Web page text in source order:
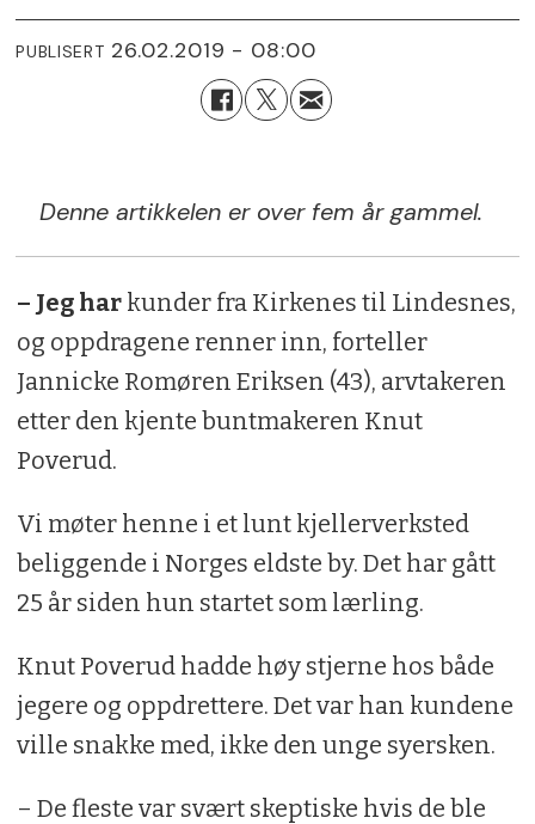
PUBLISERT 26.02.2019 - 08:00
Denne artikkelen er over fem år gammel.
– Jeg harkunder fra Kirkenes til Lindesnes,
og oppdragene renner inn, forteller
Jannicke Romøren Eriksen (43), arvtakeren
etter den kjente buntmakeren Knut
Poverud.
Vi møter henne i et lunt kjellerverksted
beliggende i Norges eldste by. Det har gått
25 år siden hun startet som lærling.
Knut Poverud hadde høy stjerne hos både
jegere og oppdrettere. Det var han kundene
ville snakke med, ikke den unge syersken.
– De fleste var svært skeptiske hvis de ble